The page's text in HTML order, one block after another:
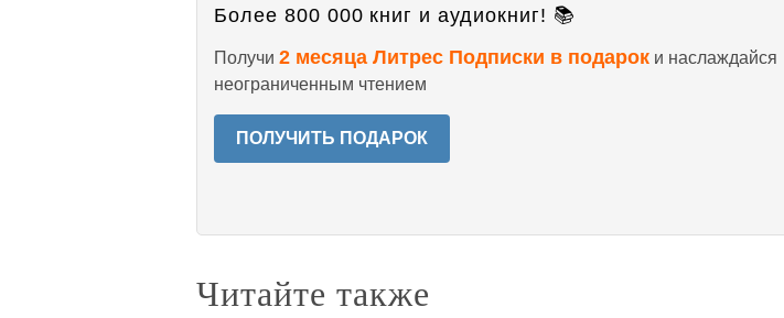
Более 800 000 книг и аудиокниг! 📚
Получи 2 месяца Литрес Подписки в подарок и наслаждайся
неограниченным чтением
ПОЛУЧИТЬ ПОДАРОК
Читайте также